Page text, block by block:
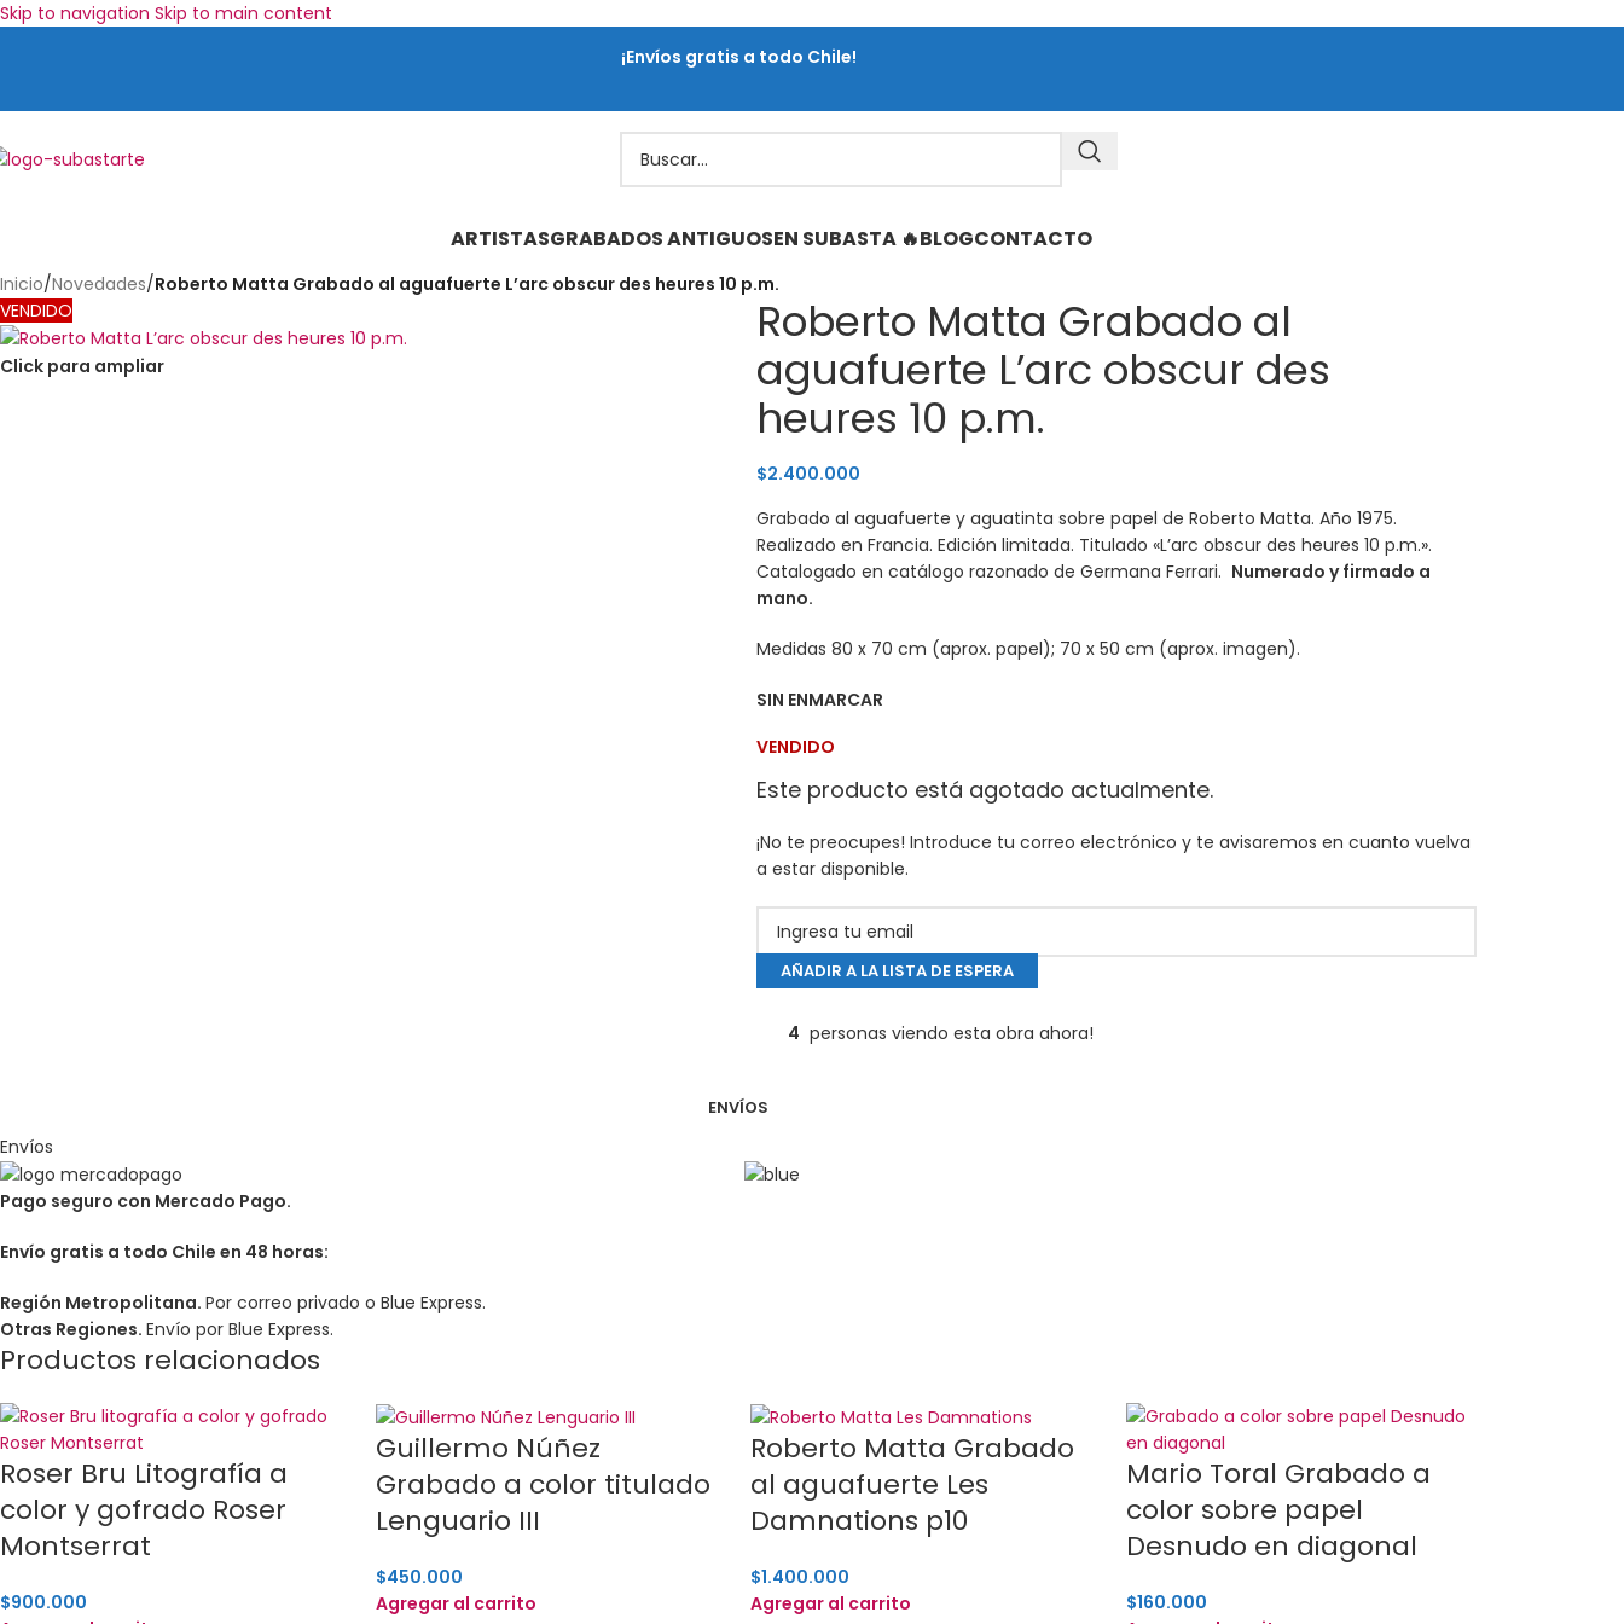
Skip to navigation Skip to main content
¡Envíos gratis a todo Chile!
ARTISTASGRABADOS ANTIGUOSEN SUBASTA 🔥BLOGCONTACTO
Inicio/Novedades/Roberto Matta Grabado al aguafuerte L’arc obscur des heures 10 p.m.
VENDIDO
Click para ampliar
Roberto Matta Grabado al
aguafuerte L’arc obscur des
heures 10 p.m.
$2.400.000
Grabado al aguafuerte y aguatinta sobre papel de Roberto Matta. Año 1975.
Realizado en Francia. Edición limitada. Titulado «L’arc obscur des heures 10 p.m.».
Catalogado en catálogo razonado de Germana Ferrari. Numerado y firmado a
mano.
Medidas 80 x 70 cm (aprox. papel); 70 x 50 cm (aprox. imagen).
SIN ENMARCAR
VENDIDO
Este producto está agotado actualmente.
¡No te preocupes! Introduce tu correo electrónico y te avisaremos en cuanto vuelva
a estar disponible.
AÑADIR A LA LISTA DE ESPERA
4 personas viendo esta obra ahora!
ENVÍOS
Envíos
Pago seguro con Mercado Pago.
Envío gratis a todo Chile en 48 horas:
Región Metropolitana. Por correo privado o Blue Express.
Otras Regiones. Envío por Blue Express.
Productos relacionados
Roser Bru Litografía a
color y gofrado Roser
Montserrat
$900.000
Guillermo Núñez
Grabado a color titulado
Lenguario III
$450.000
Agregar al carrito
Roberto Matta Grabado
al aguafuerte Les
Damnations p10
$1.400.000
Agregar al carrito
Mario Toral Grabado a
color sobre papel
Desnudo en diagonal
$160.000